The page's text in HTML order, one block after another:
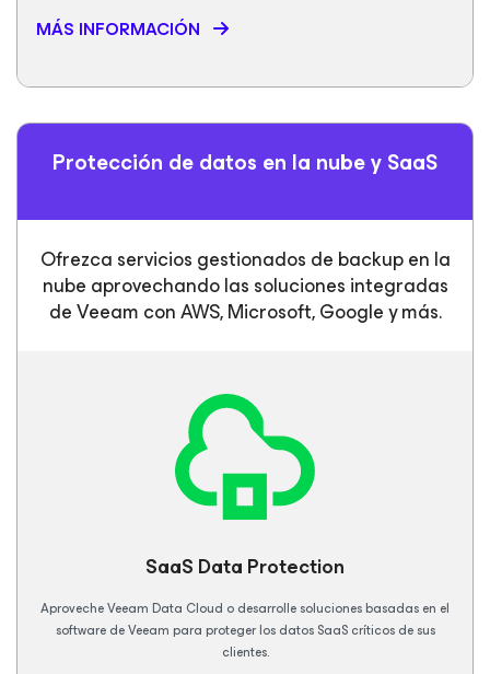
MÁS INFORMACIÓN
Protección de datos en la nube y SaaS
Ofrezca servicios gestionados de backup en la
nube aprovechando las soluciones integradas
de Veeam con AWS, Microsoft, Google y más.
SaaS Data Protection
Aproveche Veeam Data Cloud o desarrolle soluciones basadas en el
software de Veeam para proteger los datos SaaS críticos de sus
clientes.